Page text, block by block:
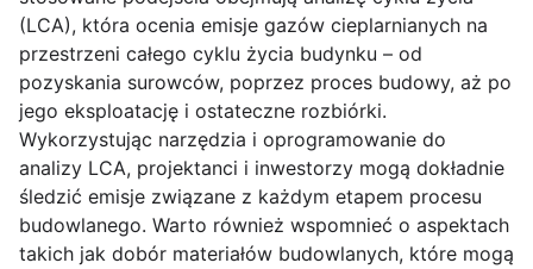
(LCA), która ocenia emisje gazów cieplarnianych na
przestrzeni całego cyklu życia budynku – od
pozyskania surowców, poprzez proces budowy, aż po
jego eksploatację i ostateczne rozbiórki.
Wykorzystując narzędzia i oprogramowanie do
analizy LCA, projektanci i inwestorzy mogą dokładnie
śledzić emisje związane z każdym etapem procesu
budowlanego. Warto również wspomnieć o aspektach
takich jak dobór materiałów budowlanych, które mogą